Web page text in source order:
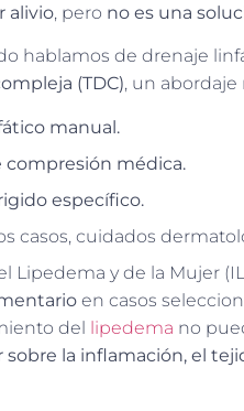
alivio, pero no es una
hablamos de drenaje
(TDC), un
manual.
compresión médica.
específico.
casos, cuidados
Lipedema y de la Mujer
en casos
del lipedema no
sobre la inflamación, el